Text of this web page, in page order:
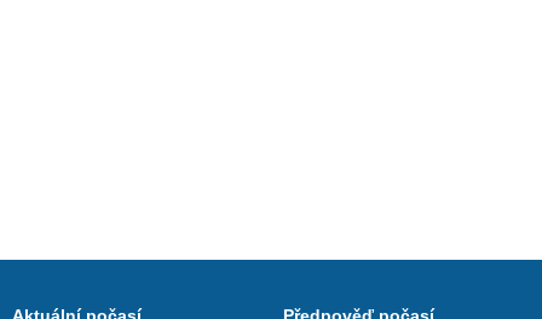
Aktuální počasí
Předpověď počasí